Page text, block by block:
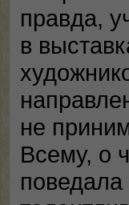
правда,
в
не
Всему, о